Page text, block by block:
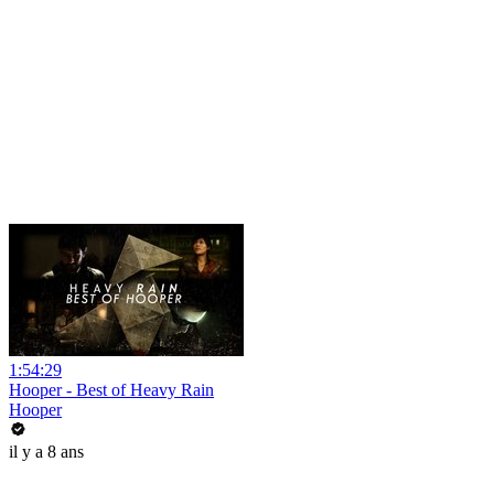
1:54:29
Hooper - Best of Heavy Rain
Hooper
il y a 8 ans